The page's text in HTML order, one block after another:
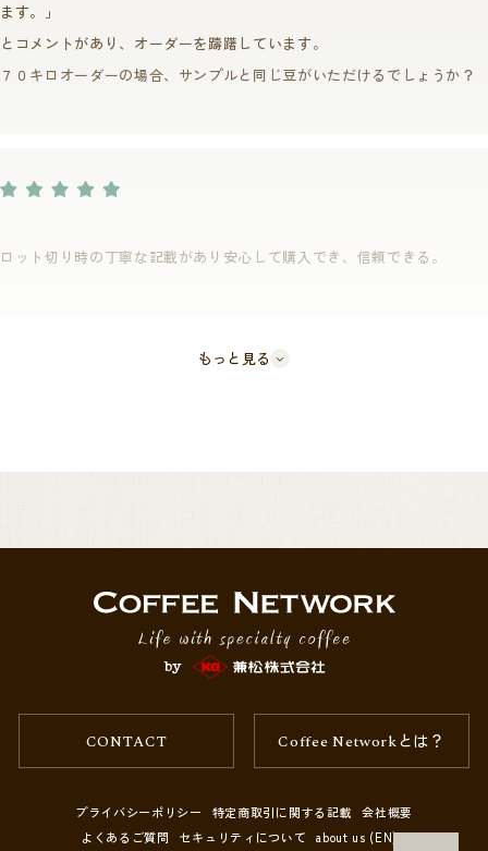
買い付けとしたのは、CICと弊社のこの取り組みに賛同してくれる業者で
あれば誰でも公平に参加できる仕組みをつくりたかったためです。
この制度を用いることで現地の輸出業者が切磋琢磨し、ひいてはそれが
いという思いからこちらの方法を採用しております。
うというのが、このトロピカルマウンテンの開発に至った意義です。
最後に、トロピカルマウンテンが広く皆様に伝わるようロゴマークも考
いる様子を、山頂からコーヒー豆を噴火させることで表現しています。
また、併せて本ロット契約時のニューヨーク相場高騰の影響より、前回
と比べ商品価格が大幅に値上げしておりますこと、併せてお詫び申し上
通常Coffee Network内で扱っておりますスペシャルティコーヒーはサス
け、ニューヨーク相場の大幅な変動を吸収することが叶いませんでし
しかしながら、新入荷品も依然と同様、複数のオリジナル規格で縛った
ます。」
とコメントがあり、オーダーを躊躇しています。
７０キロオーダーの場合、サンプルと同じ豆がいただけるでしょうか？
ロット切り時の丁寧な記載があり安心して購入でき、信頼できる。
もっと見る
CONTACT Coffee Networkとは？
プライバシーポリシー 特定商取引に関する記載
会社概要
よくあるご質問
セキュリティについて about us (EN)